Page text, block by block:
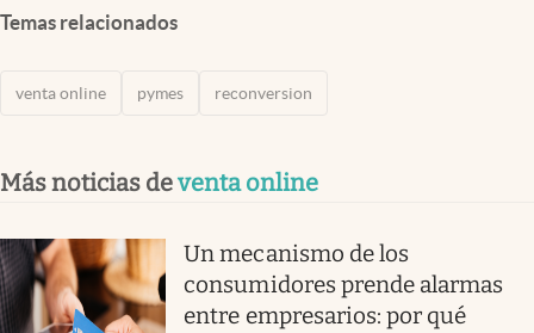
Temas relacionados
venta online pymes reconversion
Más noticias deventa online
Un mecanismo de los
consumidores prende alarmas
entre empresarios: por qué